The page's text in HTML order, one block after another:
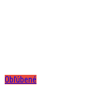
Obľúbené